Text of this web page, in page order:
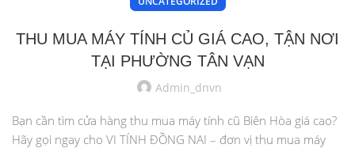
THU MUA MÁY TÍNH CỦ GIÁ CAO, TẬN NƠI
TẠI PHƯỜNG TÂN VẠN
Admin_dnvn
Bạn cần tìm cửa hàng thu mua máy tính cũ Biên Hòa giá cao?
Hãy gọi ngay cho VI TÍNH ĐỒNG NAI – đơn vị thu mua máy